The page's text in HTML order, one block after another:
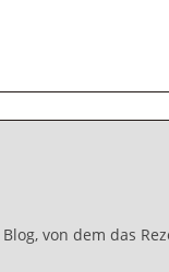
von dem das